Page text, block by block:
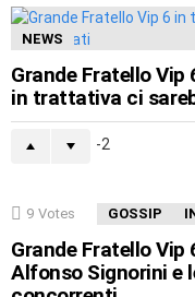
NEWS
Grande Fratello
in trattativa ci
-2
9 Votes GOSSIP
Grande Fratello
Alfonso Signorini e